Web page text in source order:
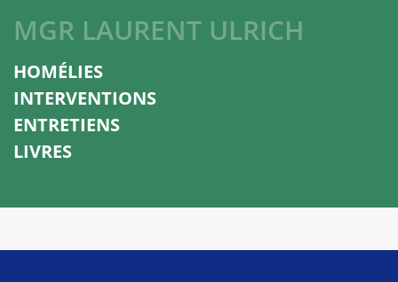
MGR LAURENT ULRICH
HOMÉLIES
INTERVENTIONS
ENTRETIENS
LIVRES